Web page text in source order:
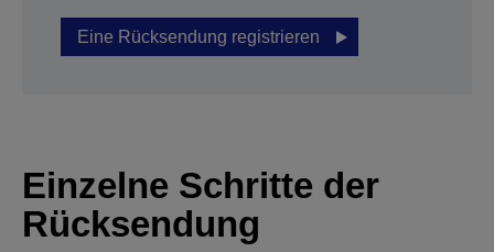
Eine Rücksendung registrieren
Einzelne Schritte der
Rücksendung